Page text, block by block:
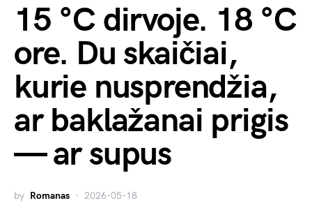
15 °C dirvoje. 18 °C
ore. Du skaičiai,
kurie nusprendžia,
ar baklažanai prigis
— ar supus
by Romanas 2026-05-18